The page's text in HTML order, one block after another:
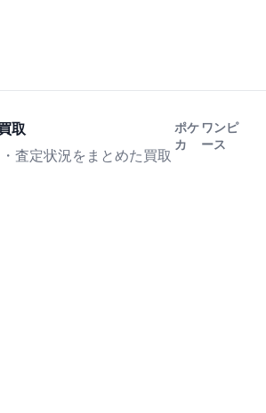
取
査定状況をまとめた買取
ポケ
カ
ワンピ
ース